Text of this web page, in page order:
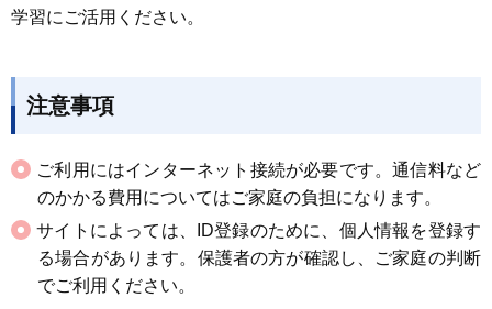
学習にご活用ください。
注意事項
ご利用にはインターネット接続が必要です。通信料など
のかかる費用についてはご家庭の負担になります。
サイトによっては、ID登録のために、個人情報を登録す
る場合があります。保護者の方が確認し、ご家庭の判断
でご利用ください。